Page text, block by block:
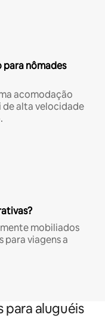
para nômades
acomodação
de alta velocidade
mobiliados
para viagens a
para aluguéis